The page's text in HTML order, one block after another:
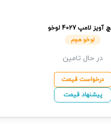
آویز لامپ 4027 لوخو
لوخو هوم
در حال تامین
درخواست قیمت
پیشنهاد قیمت